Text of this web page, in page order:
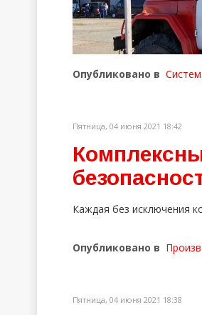
Опубликовано в
Пятница, 04 июня 2021 18:42
Каждая без исключения
Опубликовано в
Пятница, 04 июня 2021 18:38